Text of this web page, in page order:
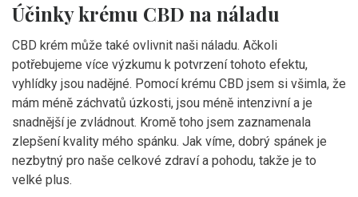
Účinky krému CBD na náladu
CBD krém může také ovlivnit naši náladu. Ačkoli
potřebujeme více výzkumu k potvrzení tohoto efektu,
vyhlídky jsou nadějné. Pomocí krému CBD jsem si všimla, že
mám méně záchvatů úzkosti, jsou méně intenzivní a je
snadnější je zvládnout. Kromě toho jsem zaznamenala
zlepšení kvality mého spánku. Jak víme, dobrý spánek je
nezbytný pro naše celkové zdraví a pohodu, takže je to
velké plus.